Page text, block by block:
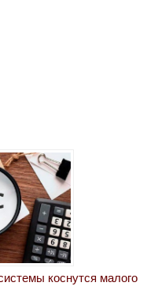
коснутся малого